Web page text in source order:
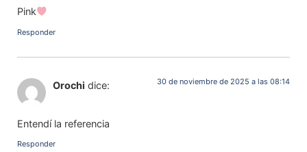
Pink
Responder
Orochi dice: 30 de noviembre de 2025 a las 08:14
Entendí la referencia
Responder